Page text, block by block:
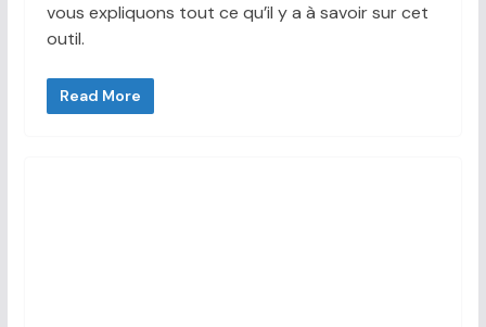
vous expliquons tout ce qu’il y a à savoir sur cet
outil.
Read More